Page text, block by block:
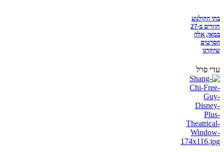
בתי הקולנוע
חוזרים ב-27
במאי, אלה
הסרטים
שיוקרנו
עדי פרל